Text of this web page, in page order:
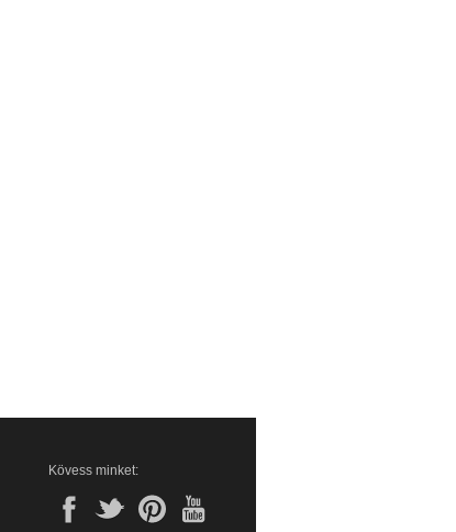
Kövess minket: